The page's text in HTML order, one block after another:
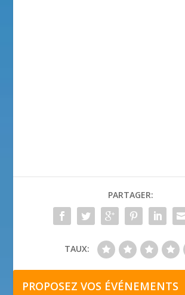
PARTAGER:
TAUX:
PROPOSEZ VOS ÉVÉNEMENTS